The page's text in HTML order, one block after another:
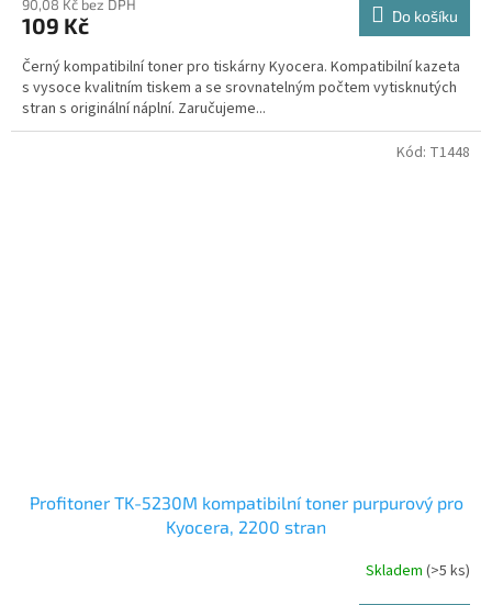
90,08 Kč bez DPH
109 Kč Do košíku
Černý kompatibilní toner pro tiskárny Kyocera. Kompatibilní kazeta
s vysoce kvalitním tiskem a se srovnatelným počtem vytisknutých
stran s originální náplní. Zaručujeme...
Profitoner TK-5230M kompatibilní toner purpurový pro
Kyocera, 2200 stran
Skladem (>5 ks)
Kód: T1448